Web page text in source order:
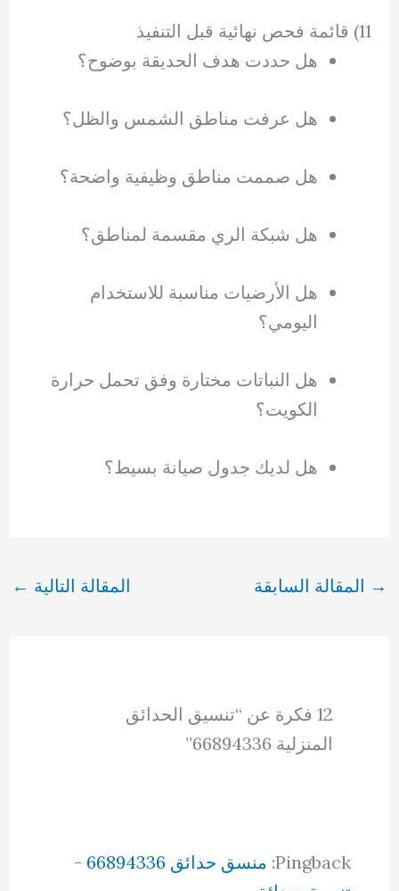
11) قائمة فحص نهائية قبل التنفيذ
هل حددت هدف الحديقة بوضوح؟
هل عرفت مناطق الشمس والظل؟
هل صممت مناطق وظيفية واضحة؟
هل شبكة الري مقسمة لمناطق؟
هل الأرضيات مناسبة للاستخدام
اليومي؟
هل النباتات مختارة وفق تحمل حرارة
الكويت؟
هل لديك جدول صيانة بسيط؟
→ المقالة السابقة المقالة التالية ←
12 فكرة عن “تنسيق الحدائق
المنزلية 66894336”
Pingback:
منسق حدائق 66894336 -